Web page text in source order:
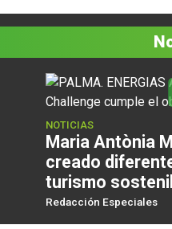
NOTICIAS
Maria Antònia
creado
turismo
Redacción Especiales